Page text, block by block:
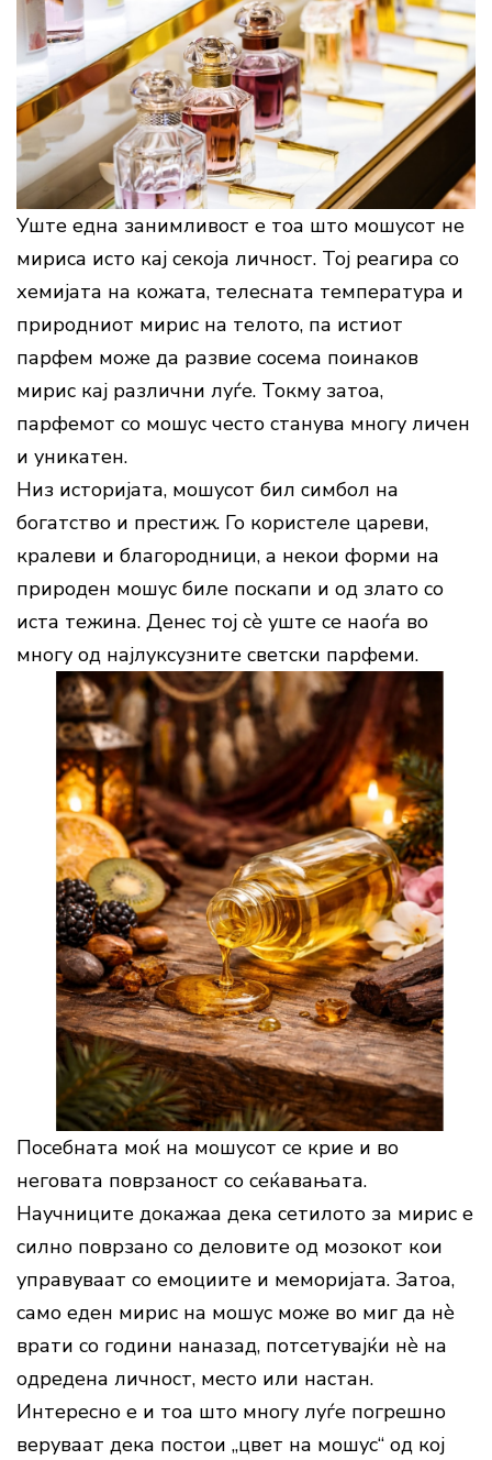
Уште една занимливост е тоа што мошусот не
мириса исто кај секоја личност. Тој реагира со
хемијата на кожата, телесната температура и
природниот мирис на телото, па истиот
парфем може да развие сосема поинаков
мирис кај различни луѓе. Токму затоа,
парфемот со мошус често станува многу личен
и уникатен.
Низ историјата, мошусот бил симбол на
богатство и престиж. Го користеле цареви,
кралеви и благородници, а некои форми на
природен мошус биле поскапи и од злато со
иста тежина. Денес тој сè уште се наоѓа во
многу од најлуксузните светски парфеми.
Посебната моќ на мошусот се крие и во
неговата поврзаност со сеќавањата.
Научниците докажаа дека сетилото за мирис е
силно поврзано со деловите од мозокот кои
управуваат со емоциите и меморијата. Затоа,
само еден мирис на мошус може во миг да нè
врати со години наназад, потсетувајќи нè на
одредена личност, место или настан.
Интересно е и тоа што многу луѓе погрешно
веруваат дека постои „цвет на мошус“ од кој